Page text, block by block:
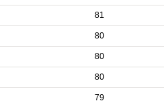
81
80
80
80
79